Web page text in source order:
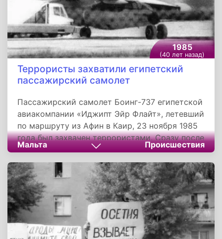
за последние 65 лет.
1985
(40 лет назад)
Террористы захватили египетский
пассажирский самолет
Пассажирский самолет Боинг-737 египетской
авиакомпании «Иджипт Эйр Флайт», летевший
по маршруту из Афин в Каир, 23 ноября 1985
года был захвачен террористами. Сразу после
взлета пятеро молодых людей, угрожая
пистолетами и гранатами, которые они
смогли пронести через пункт контроля
греческой службы безопасности аэропорта,
заявили, что самолет вместо Египта
последует на Мальту.
Мальта Происшествия